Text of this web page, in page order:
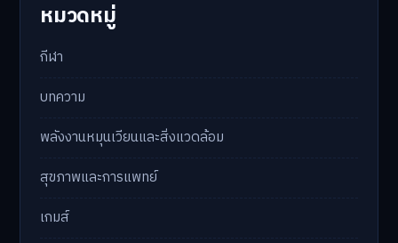
หมวดหมู่
กีฬา
บทความ
พลังงานหมุนเวียนและสิ่งแวดล้อม
สุขภาพและการแพทย์
เกมส์